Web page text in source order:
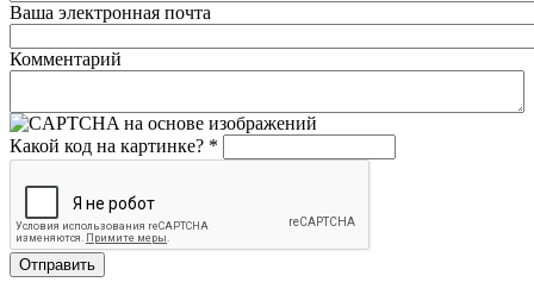
Ваша электронная почта
Комментарий
Какой код на картинке? *
Отправить